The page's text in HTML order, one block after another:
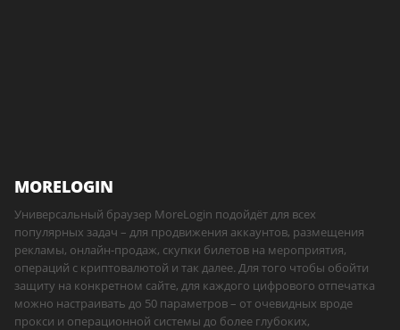
MORELOGIN
Универсальный браузер MoreLogin подойдёт для всех
популярных задач – для продвижения аккаунтов, размещения
рекламы, онлайн-продаж, скупки билетов на мероприятия,
операций с криптовалютой и так далее. Для того чтобы обойти
защиту на конкретном сайте, для каждого цифрового отпечатка
можно настраивать до 50 параметров – от очевидных вроде
прокси и операционной системы до более глубоких,